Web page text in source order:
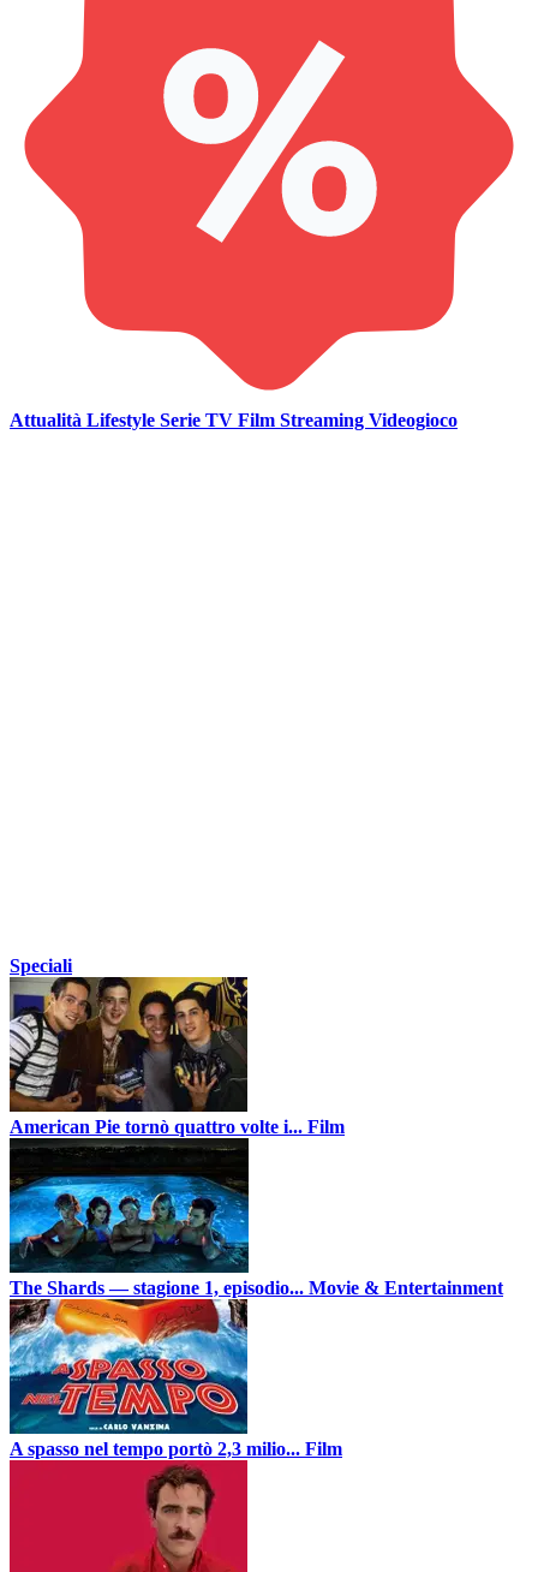
Attualità Lifestyle Serie TV Film Streaming Videogioco
Speciali
American Pie tornò quattro volte i... Film
The Shards — stagione 1, episodio... Movie & Entertainment
A spasso nel tempo portò 2,3 milio... Film